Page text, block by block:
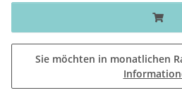
Sie möchten in monatlichen